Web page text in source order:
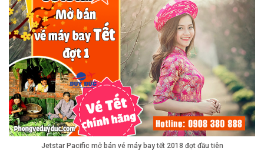
Jetstar Pacific mở bán vé máy bay tết 2018 đợt đầu tiên